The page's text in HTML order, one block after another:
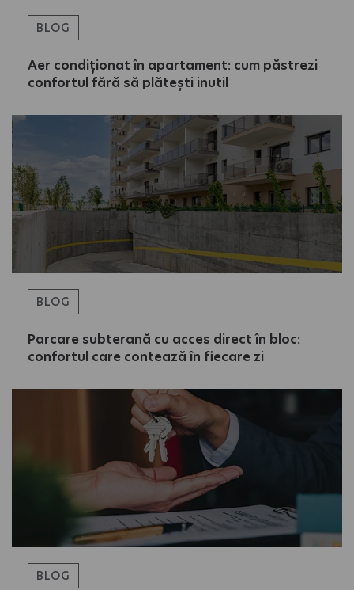
BLOG
Aer condiționat în apartament: cum păstrezi
confortul fără să plătești inutil
BLOG
Parcare subterană cu acces direct în bloc:
confortul care contează în fiecare zi
BLOG